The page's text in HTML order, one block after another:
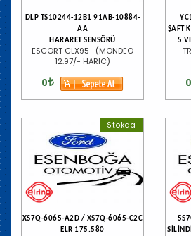
DLP TS10244-12B1 91AB-10884-
AA
HARARET SENSÖRÜ
ESCORT CLX95- (MONDEO
12.97/- HARIC)
0
ŞAFT
5
0
Stokda
XS7Q-6065-A2D / XS7Q-6065-C2C
ELR 175.580